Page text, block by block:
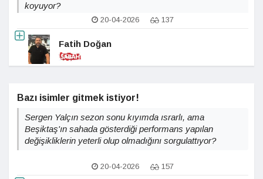
koyuyor?
20-04-2026 137
Fatih Doğan
Bazı isimler gitmek istiyor!
Sergen Yalçın sezon sonu kıyımda ısrarlı, ama
Beşiktaş'ın sahada gösterdiği performans yapılan
değişikliklerin yeterli olup olmadığını sorgulattıyor?
20-04-2026 157